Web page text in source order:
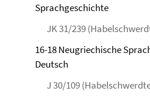
Sprachgeschichte
JK 31/239
16-18 Neugriechische
Deutsch
J 30/109